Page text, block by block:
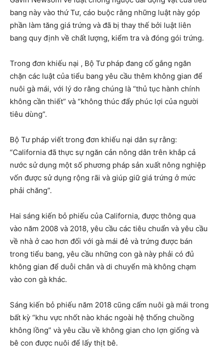
bang này vào thứ Tư, cáo buộc rằng những luật này góp
phần làm tăng giá trứng và đã bị thay thế bởi luật liên
bang quy định về chất lượng, kiểm tra và đóng gói trứng.
Trong đơn khiếu nại , Bộ Tư pháp đang cố gắng ngăn
chặn các luật của tiểu bang yêu cầu thêm không gian để
nuôi gà mái, với lý do rằng chúng là “thủ tục hành chính
không cần thiết” và “không thúc đẩy phúc lợi của người
tiêu dùng”.
Bộ Tư pháp viết trong đơn khiếu nại dân sự rằng:
“California đã thực sự ngăn cản nông dân trên khắp cả
nước sử dụng một số phương pháp sản xuất nông nghiệp
vốn được sử dụng rộng rãi và giúp giữ giá trứng ở mức
phải chăng”.
Hai sáng kiến ​​bỏ phiếu của California, được thông qua
vào năm 2008 và 2018, yêu cầu các tiêu chuẩn và yêu cầu
về nhà ở cao hơn đối với gà mái đẻ và trứng được bán
trong tiểu bang, yêu cầu những con gà này phải có đủ
không gian để duỗi chân và di chuyển mà không chạm
vào con gà khác.
Sáng kiến ​​bỏ phiếu năm 2018 cũng cấm nuôi gà mái trong
bất kỳ “khu vực nhốt nào khác ngoài hệ thống chuồng
không lồng” và yêu cầu về không gian cho lợn giống và
bê con được nuôi để lấy thịt bê.